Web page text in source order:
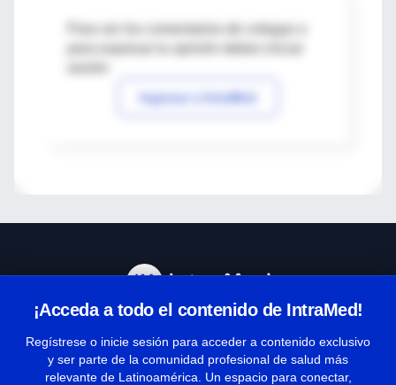
Para ver los comentarios de colegas o
Ingresar a IntraMed
¡Acceda a todo el contenido de IntraMed!
Regístrese o inicie sesión para acceder a contenido exclusivo
y ser parte de la comunidad profesional de salud más
relevante de Latinoamérica. Un espacio para conectar,